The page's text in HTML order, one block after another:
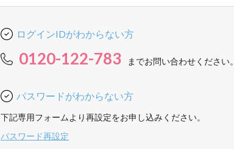
ログインIDがわからない方
0120-122-783 までお問い合わせください。
パスワードがわからない方
下記専用フォームより再設定をお申し込みください。
パスワード再設定